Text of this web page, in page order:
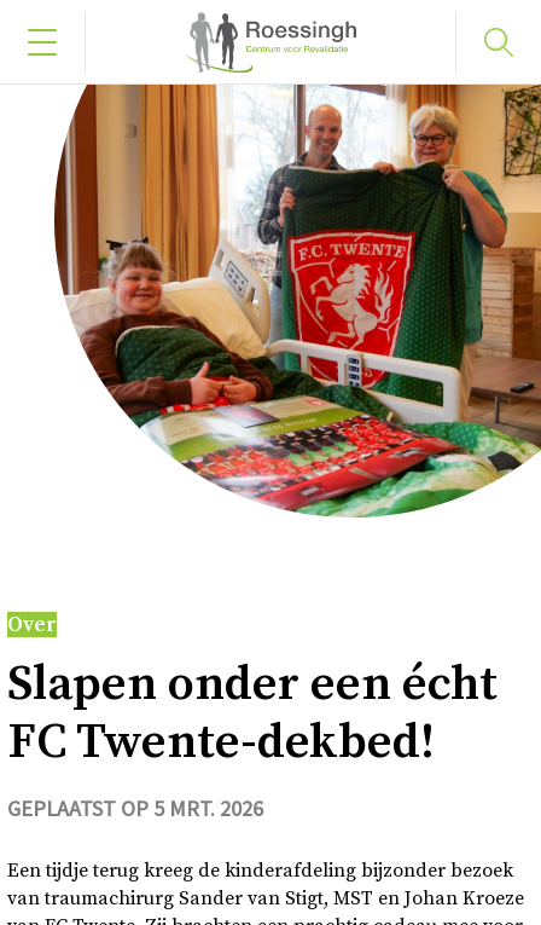
Bel naar 053 487 58 75
Inloggen
Home
Uw diagnose
Uw behandeling
Contact en bezoek
Deutsch
Over
Sla­pen onder een écht
FC Twente-​dekbed!
GEPLAATST OP 5 MRT. 2026
Een tijdje terug kreeg de kinderafdeling bijzonder bezoek
van traumachirurg Sander van Stigt, MST en Johan Kroeze